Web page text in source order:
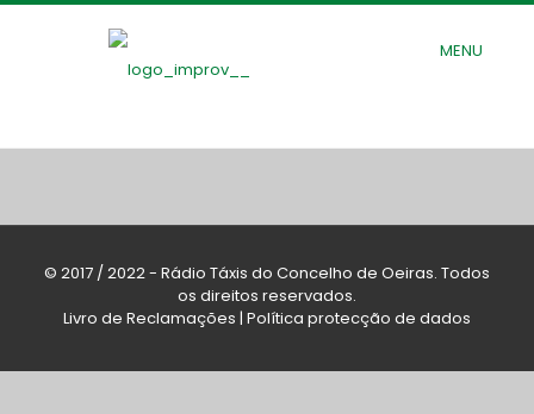
MENU
© 2017 / 2022 - Rádio Táxis do Concelho de Oeiras. Todos
os direitos reservados.
Livro de Reclamações | Política protecção de dados